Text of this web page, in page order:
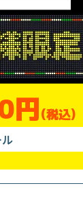
円(税込)